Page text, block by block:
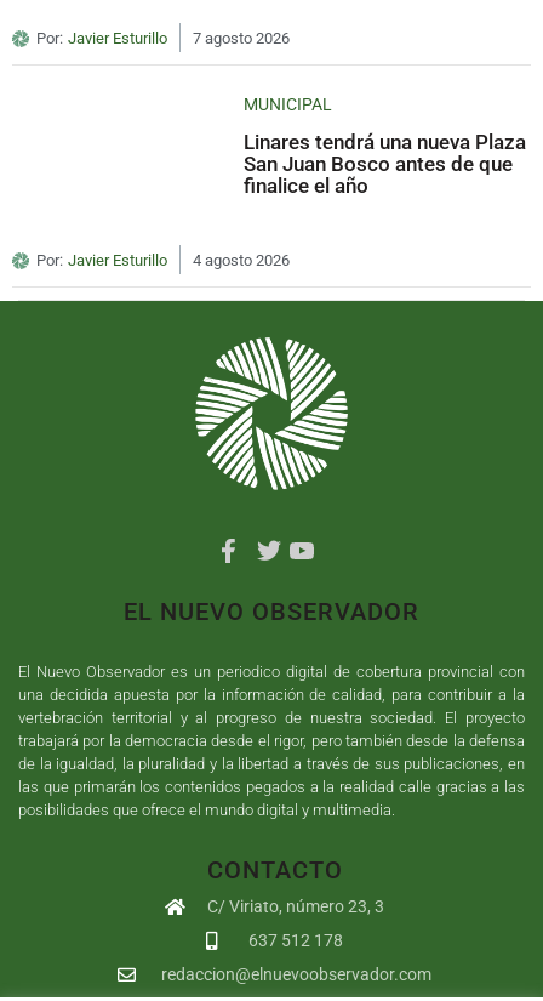
Por: Javier Esturillo 7 agosto 2026
MUNICIPAL
Linares tendrá una nueva Plaza
San Juan Bosco antes de que
finalice el año
Por: Javier Esturillo 4 agosto 2026
EL NUEVO OBSERVADOR
El Nuevo Observador es un periodico digital de cobertura provincial con
una decidida apuesta por la información de calidad, para contribuir a la
vertebración territorial y al progreso de nuestra sociedad. El proyecto
trabajará por la democracia desde el rigor, pero también desde la defensa
de la igualdad, la pluralidad y la libertad a través de sus publicaciones, en
las que primarán los contenidos pegados a la realidad calle gracias a las
posibilidades que ofrece el mundo digital y multimedia.
CONTACTO
C/ Viriato, número 23, 3
637 512 178
redaccion@elnuevoobservador.com